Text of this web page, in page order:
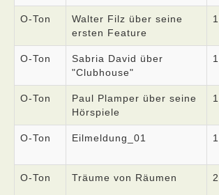
O-Ton
Walter Filz über seine
ersten Feature
O-Ton
Sabria David über
"Clubhouse"
O-Ton
Paul Plamper über seine
Hörspiele
O-Ton Eilmeldung_01
O-Ton Träume von Räumen